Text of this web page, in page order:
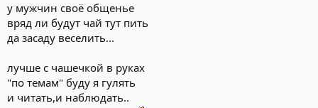
у мужчин своё общенье
вряд ли будут чай тут пить
да засаду веселить...
лучше с чашечкой в руках
"по темам" буду я гулять
и читать,и наблюдать..